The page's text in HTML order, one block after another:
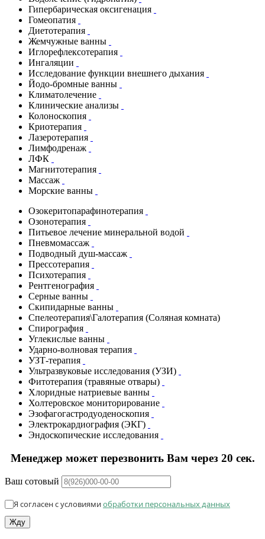
Гипербарическая оксигенация
Гомеопатия
Диетотерапия
Жемчужные ванны
Иглорефлексотерапия
Ингаляции
Исследование функции внешнего дыхания
Йодо-бромные ванны
Климатолечение
Клинические анализы
Колоноскопия
Криотерапия
Лазеротерапия
Лимфодренаж
ЛФК
Магнитотерапия
Массаж
Морские ванны
Озокеритопарафинотерапия
Озонотерапия
Питьевое лечение минеральной водой
Пневмомассаж
Подводный душ-массаж
Прессотерапия
Психотерапия
Рентгенография
Серные ванны
Скипидарные ванны
Спелеотерапия\Галотерапия (Соляная комната)
Спирография
Углекислые ванны
Ударно-волновая терапия
УЗТ-терапия
Ультразвуковые исследования (УЗИ)
Фитотерапия (травяные отвары)
Хлоридные натриевые ванны
Холтеровское мониторирование
Эзофагогастродуоденоскопия
Электрокардиография (ЭКГ)
Эндоскопические исследования
Менеджер может перезвонить Вам через 20 сек.
Ваш сотовый
Я согласен с условиямиобработки персональных данных
Жду